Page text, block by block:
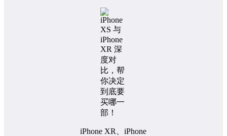
iPhone XR、iPhone